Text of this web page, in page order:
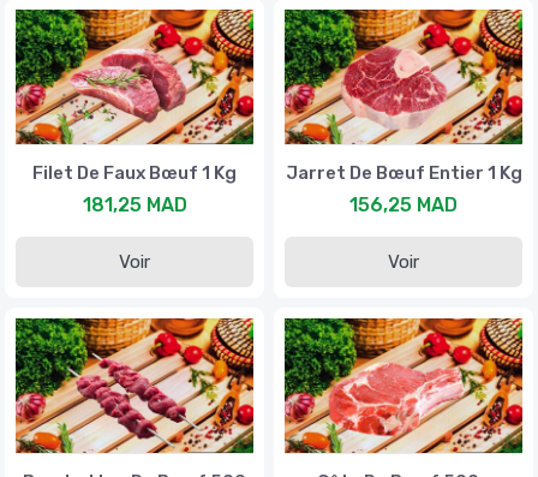
Filet De Faux Bœuf 1 Kg
181,25 MAD
Voir
Jarret De Bœuf Entier 1 Kg
156,25 MAD
Voir